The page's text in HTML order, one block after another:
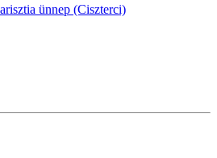
ünnep (Ciszterci)